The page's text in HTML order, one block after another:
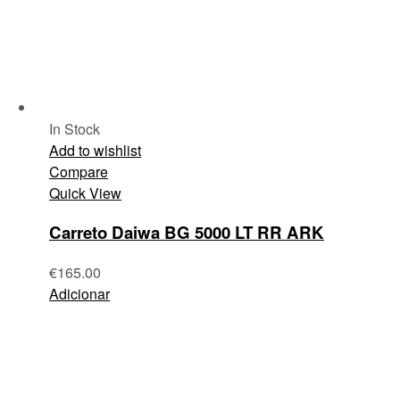
In Stock
Add to wishlist
Compare
Quick View
Carreto Daiwa BG 5000 LT RR ARK
€165.00
Adicionar